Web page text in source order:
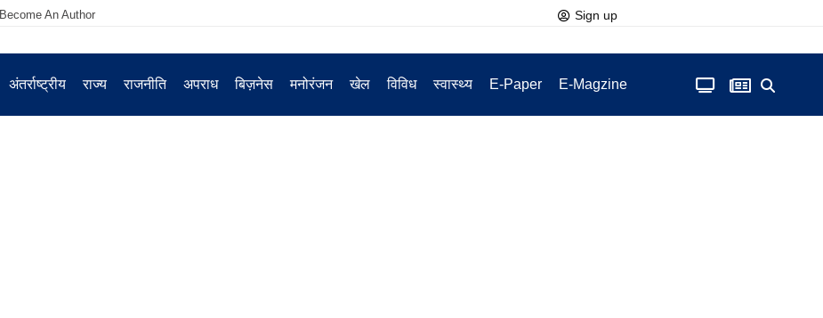
Become An Author Sign up
अंतर्राष्ट्रीय राज्य राजनीति अपराध बिज़नेस मनोरंजन खेल विविध स्वास्थ्य E-Paper E-Magzine